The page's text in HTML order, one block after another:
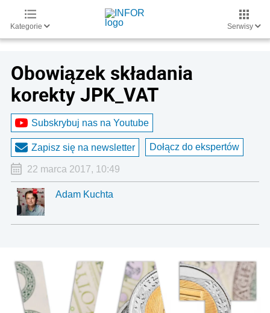
Kategorie Serwisy
Obowiązek składania
korekty JPK_VAT
Subskrybuj nas na Youtube
Zapisz się na newsletter Dołącz do ekspertów
22 marca 2017, 10:49
Adam Kuchta